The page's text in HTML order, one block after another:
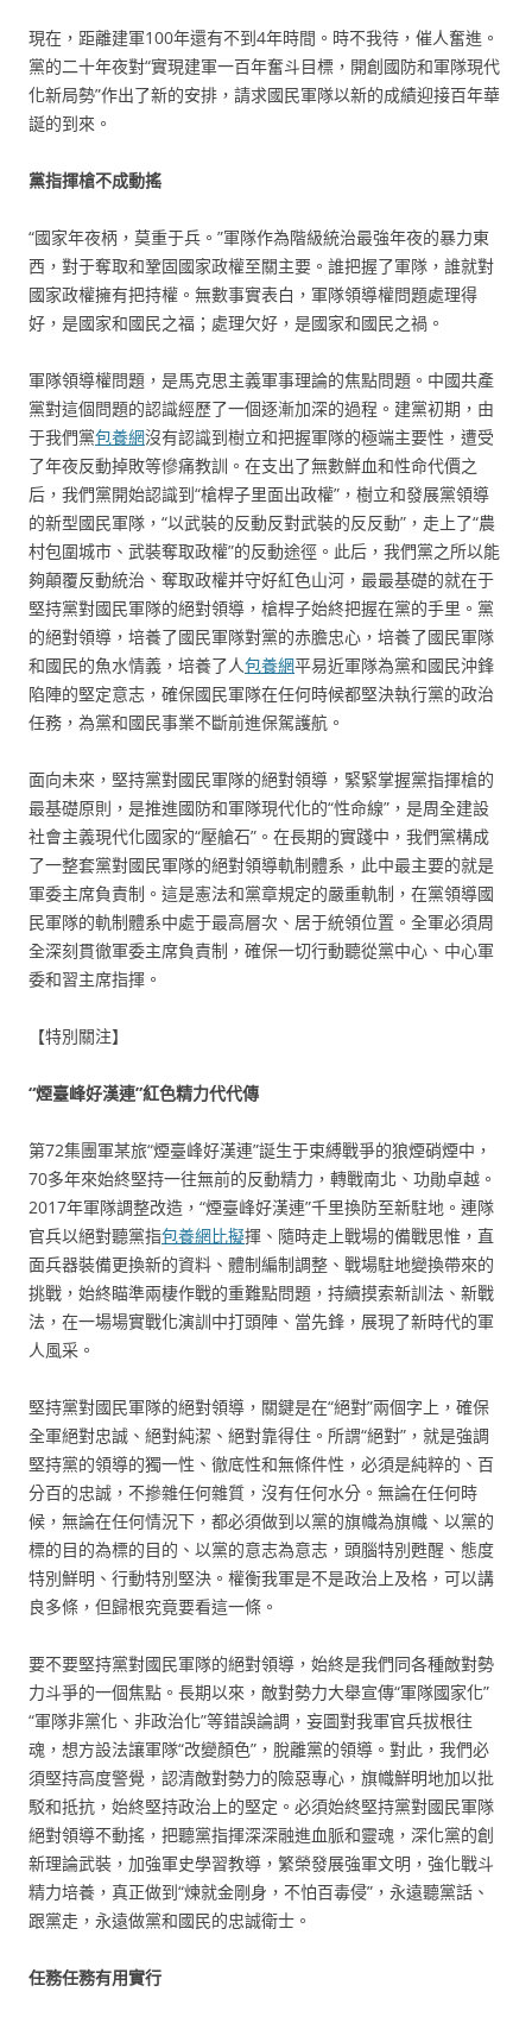
現在，距離建軍100年還有不到4年時間。時不我待，催人奮進。
黨的二十年夜對“實現建軍一百年奮斗目標，開創國防和軍隊現代
化新局勢”作出了新的安排，請求國民軍隊以新的成績迎接百年華
誕的到來。
黨指揮槍不成動搖
“國家年夜柄，莫重于兵。”軍隊作為階級統治最強年夜的暴力東
西，對于奪取和鞏固國家政權至關主要。誰把握了軍隊，誰就對
國家政權擁有把持權。無數事實表白，軍隊領導權問題處理得
好，是國家和國民之福；處理欠好，是國家和國民之禍。
軍隊領導權問題，是馬克思主義軍事理論的焦點問題。中國共產
黨對這個問題的認識經歷了一個逐漸加深的過程。建黨初期，由
于我們黨包養網沒有認識到樹立和把握軍隊的極端主要性，遭受
了年夜反動掉敗等慘痛教訓。在支出了無數鮮血和性命代價之
后，我們黨開始認識到“槍桿子里面出政權”，樹立和發展黨領導
的新型國民軍隊，“以武裝的反動反對武裝的反反動”，走上了“農
村包圍城市、武裝奪取政權”的反動途徑。此后，我們黨之所以能
夠顛覆反動統治、奪取政權并守好紅色山河，最最基礎的就在于
堅持黨對國民軍隊的絕對領導，槍桿子始終把握在黨的手里。黨
的絕對領導，培養了國民軍隊對黨的赤膽忠心，培養了國民軍隊
和國民的魚水情義，培養了人包養網平易近軍隊為黨和國民沖鋒
陷陣的堅定意志，確保國民軍隊在任何時候都堅決執行黨的政治
任務，為黨和國民事業不斷前進保駕護航。
面向未來，堅持黨對國民軍隊的絕對領導，緊緊掌握黨指揮槍的
最基礎原則，是推進國防和軍隊現代化的“性命線”，是周全建設
社會主義現代化國家的“壓艙石”。在長期的實踐中，我們黨構成
了一整套黨對國民軍隊的絕對領導軌制體系，此中最主要的就是
軍委主席負責制。這是憲法和黨章規定的嚴重軌制，在黨領導國
民軍隊的軌制體系中處于最高層次、居于統領位置。全軍必須周
全深刻貫徹軍委主席負責制，確保一切行動聽從黨中心、中心軍
委和習主席指揮。
【特別關注】
“煙臺峰好漢連”紅色精力代代傳
第72集團軍某旅“煙臺峰好漢連”誕生于束縛戰爭的狼煙硝煙中，
70多年來始終堅持一往無前的反動精力，轉戰南北、功勛卓越。
2017年軍隊調整改造，“煙臺峰好漢連”千里換防至新駐地。連隊
官兵以絕對聽黨指包養網比擬揮、隨時走上戰場的備戰思惟，直
面兵器裝備更換新的資料、體制編制調整、戰場駐地變換帶來的
挑戰，始終瞄準兩棲作戰的重難點問題，持續摸索新訓法、新戰
法，在一場場實戰化演訓中打頭陣、當先鋒，展現了新時代的軍
人風采。
堅持黨對國民軍隊的絕對領導，關鍵是在“絕對”兩個字上，確保
全軍絕對忠誠、絕對純潔、絕對靠得住。所謂“絕對”，就是強調
堅持黨的領導的獨一性、徹底性和無條件性，必須是純粹的、百
分百的忠誠，不摻雜任何雜質，沒有任何水分。無論在任何時
候，無論在任何情況下，都必須做到以黨的旗幟為旗幟、以黨的
標的目的為標的目的、以黨的意志為意志，頭腦特別甦醒、態度
特別鮮明、行動特別堅決。權衡我軍是不是政治上及格，可以講
良多條，但歸根究竟要看這一條。
要不要堅持黨對國民軍隊的絕對領導，始終是我們同各種敵對勢
力斗爭的一個焦點。長期以來，敵對勢力大舉宣傳“軍隊國家化”
“軍隊非黨化、非政治化”等錯誤論調，妄圖對我軍官兵拔根往
魂，想方設法讓軍隊“改變顏色”，脫離黨的領導。對此，我們必
須堅持高度警覺，認清敵對勢力的險惡專心，旗幟鮮明地加以批
駁和抵抗，始終堅持政治上的堅定。必須始終堅持黨對國民軍隊
絕對領導不動搖，把聽黨指揮深深融進血脈和靈魂，深化黨的創
新理論武裝，加強軍史學習教導，繁榮發展強軍文明，強化戰斗
精力培養，真正做到“煉就金剛身，不怕百毒侵”，永遠聽黨話、
跟黨走，永遠做黨和國民的忠誠衛士。
任務任務有用實行